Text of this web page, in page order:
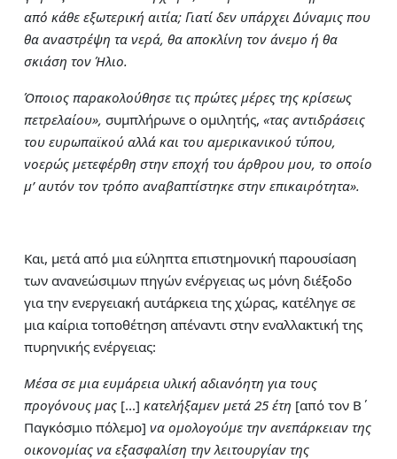
από κάθε εξωτερική αιτία; Γιατί δεν υπάρχει Δύναμις που
θα αναστρέψη τα νερά, θα αποκλίνη τον άνεμο ή θα
σκιάση τον Ήλιο.
Όποιος παρακολούθησε τις πρώτες μέρες της κρίσεως
πετρελαίου», συμπλήρωνε ο ομιλητής,«τας αντιδράσεις
του ευρωπαϊκού αλλά και του αμερικανικού τύπου,
νοερώς μετεφέρθη στην εποχή του άρθρου μου, το οποίο
μ’ αυτόν τον τρόπο αναβαπτίστηκε στην επικαιρότητα».
Και, μετά από μια εύληπτα επιστημονική παρουσίαση
των ανανεώσιμων πηγών ενέργειας ως μόνη διέξοδο
για την ενεργειακή αυτάρκεια της χώρας, κατέληγε σε
μια καίρια τοποθέτηση απέναντι στην εναλλακτική της
πυρηνικής ενέργειας:
Μέσα σε μια ευμάρεια υλική αδιανόητη για τους
προγόνους μας […]κατελήξαμεν μετά 25 έτη [από τον Β΄
Παγκόσμιο πόλεμο] να ομολογούμε την ανεπάρκειαν της
οικονομίας να εξασφαλίση την λειτουργίαν της